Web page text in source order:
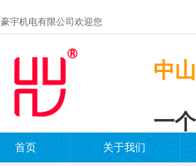
豪宇机电有限公司欢迎您
中
一
首页 关于我们